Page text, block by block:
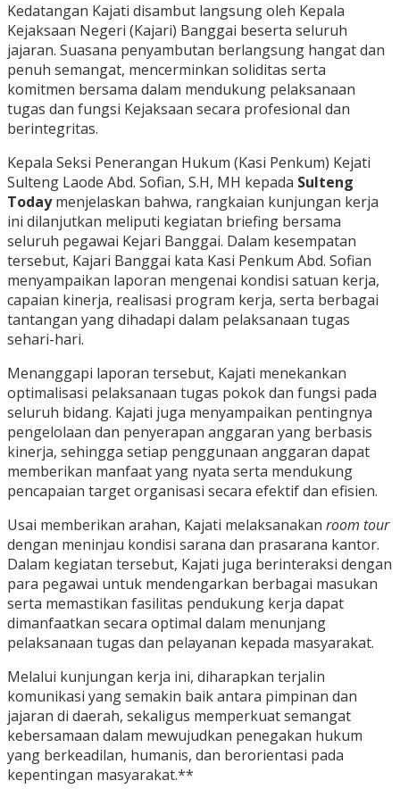
Kedatangan Kajati disambut langsung oleh Kepala
Kejaksaan Negeri (Kajari) Banggai beserta seluruh
jajaran. Suasana penyambutan berlangsung hangat dan
penuh semangat, mencerminkan soliditas serta
komitmen bersama dalam mendukung pelaksanaan
tugas dan fungsi Kejaksaan secara profesional dan
berintegritas.
Kepala Seksi Penerangan Hukum (Kasi Penkum) Kejati
Sulteng Laode Abd. Sofian, S.H, MH kepada Sulteng
Todaymenjelaskan bahwa, rangkaian kunjungan kerja
ini dilanjutkan meliputi kegiatan briefing bersama
seluruh pegawai Kejari Banggai. Dalam kesempatan
tersebut, Kajari Banggai kata Kasi Penkum Abd. Sofian
menyampaikan laporan mengenai kondisi satuan kerja,
capaian kinerja, realisasi program kerja, serta berbagai
tantangan yang dihadapi dalam pelaksanaan tugas
sehari-hari.
Menanggapi laporan tersebut, Kajati menekankan
optimalisasi pelaksanaan tugas pokok dan fungsi pada
seluruh bidang. Kajati juga menyampaikan pentingnya
pengelolaan dan penyerapan anggaran yang berbasis
kinerja, sehingga setiap penggunaan anggaran dapat
memberikan manfaat yang nyata serta mendukung
pencapaian target organisasi secara efektif dan efisien.
Usai memberikan arahan, Kajati melaksanakan room tour
dengan meninjau kondisi sarana dan prasarana kantor.
Dalam kegiatan tersebut, Kajati juga berinteraksi dengan
para pegawai untuk mendengarkan berbagai masukan
serta memastikan fasilitas pendukung kerja dapat
dimanfaatkan secara optimal dalam menunjang
pelaksanaan tugas dan pelayanan kepada masyarakat.
Melalui kunjungan kerja ini, diharapkan terjalin
komunikasi yang semakin baik antara pimpinan dan
jajaran di daerah, sekaligus memperkuat semangat
kebersamaan dalam mewujudkan penegakan hukum
yang berkeadilan, humanis, dan berorientasi pada
kepentingan masyarakat.**